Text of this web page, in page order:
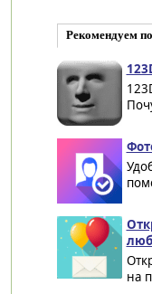
Рекомендуем
на